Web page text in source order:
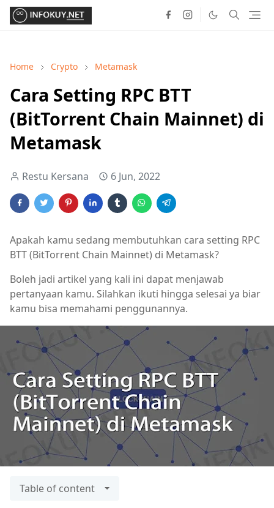
Home Crypto Metamask
Cara Setting RPC BTT
(BitTorrent Chain Mainnet) di
Metamask
Restu Kersana 6 Jun, 2022
Apakah kamu sedang membutuhkan cara setting RPC
BTT (BitTorrent Chain Mainnet) di Metamask?
Boleh jadi artikel yang kali ini dapat menjawab
pertanyaan kamu. Silahkan ikuti hingga selesai ya biar
kamu bisa memahami penggunannya.
Table of content